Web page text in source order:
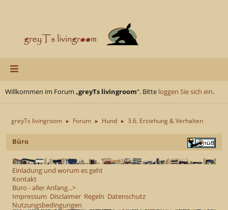
Willkommen im Forum „greyTs livingroom“. Bitte loggen Sie sich ein.
greyTs livingroom ► Forum ► Hund ► 3.6. Erziehung & Verhalten
Büro
Einladung und worum es geht
Kontakt
Büro - aller Anfang...>
Impressum Disclaimer Regeln Datenschutz
Nutzungsbedingungen